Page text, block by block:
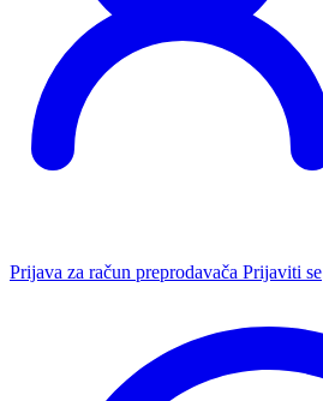
Prijava za račun preprodavača Prijaviti se